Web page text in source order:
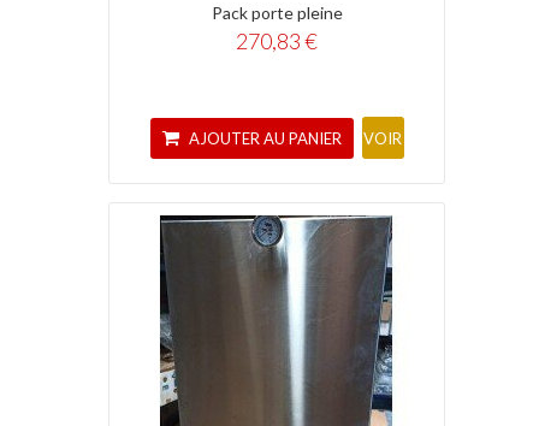
Pack porte pleine
270,83 €
AJOUTER AU PANIER VOIR